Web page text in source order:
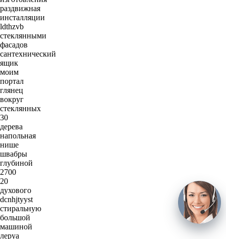
раздвижная
инсталляции
ldthzvb
стеклянными
фасадов
сантехнический
ящик
моим
портал
глянец
вокруг
стеклянных
30
дерева
напольная
нише
швабры
глубиной
2700
20
духового
dcnhjtyyst
стиральную
большой
машиной
леруа